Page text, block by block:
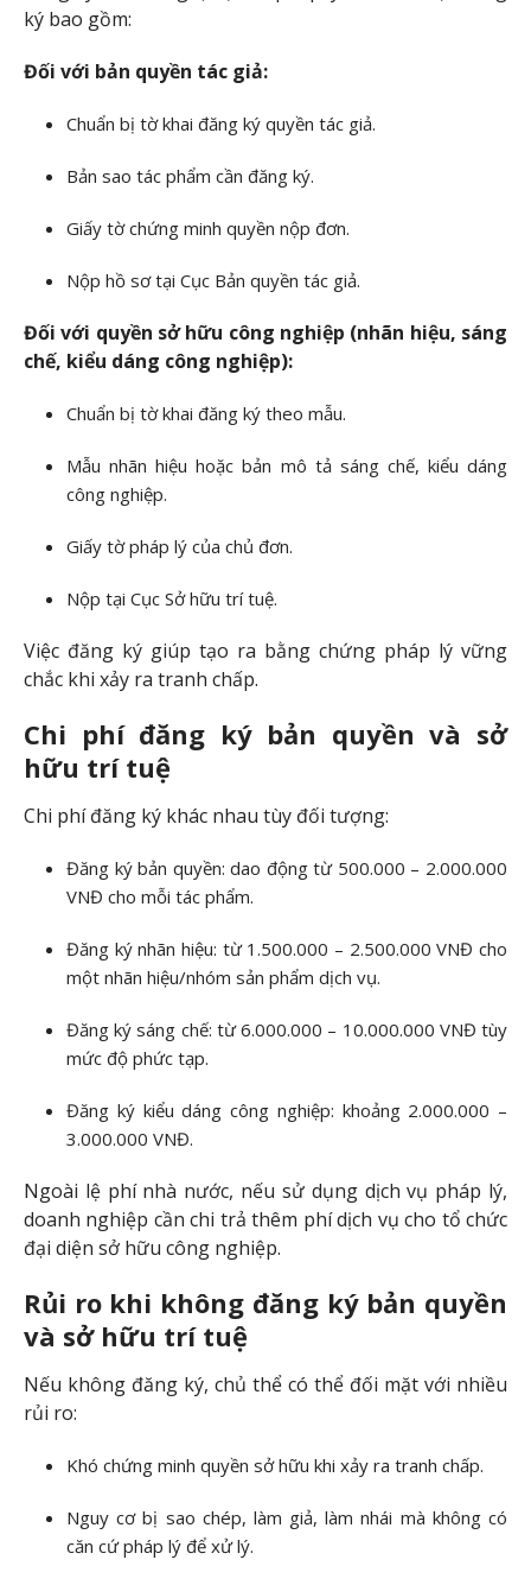
ký bao gồm:
Đối với bản quyền tác giả:
Chuẩn bị tờ khai đăng ký quyền tác giả.
Bản sao tác phẩm cần đăng ký.
Giấy tờ chứng minh quyền nộp đơn.
Nộp hồ sơ tại Cục Bản quyền tác giả.
Đối với quyền sở hữu công nghiệp (nhãn hiệu, sáng
chế, kiểu dáng công nghiệp):
Chuẩn bị tờ khai đăng ký theo mẫu.
Mẫu nhãn hiệu hoặc bản mô tả sáng chế, kiểu dáng
công nghiệp.
Giấy tờ pháp lý của chủ đơn.
Nộp tại Cục Sở hữu trí tuệ.
Việc đăng ký giúp tạo ra bằng chứng pháp lý vững
chắc khi xảy ra tranh chấp.
Chi phí đăng ký bản quyền và sở
hữu trí tuệ
Chi phí đăng ký khác nhau tùy đối tượng:
Đăng ký bản quyền: dao động từ 500.000 – 2.000.000
VNĐ cho mỗi tác phẩm.
Đăng ký nhãn hiệu: từ 1.500.000 – 2.500.000 VNĐ cho
một nhãn hiệu/nhóm sản phẩm dịch vụ.
Đăng ký sáng chế: từ 6.000.000 – 10.000.000 VNĐ tùy
mức độ phức tạp.
Đăng ký kiểu dáng công nghiệp: khoảng 2.000.000 –
3.000.000 VNĐ.
Ngoài lệ phí nhà nước, nếu sử dụng dịch vụ pháp lý,
doanh nghiệp cần chi trả thêm phí dịch vụ cho tổ chức
đại diện sở hữu công nghiệp.
Rủi ro khi không đăng ký bản quyền
và sở hữu trí tuệ
Nếu không đăng ký, chủ thể có thể đối mặt với nhiều
rủi ro:
Khó chứng minh quyền sở hữu khi xảy ra tranh chấp.
Nguy cơ bị sao chép, làm giả, làm nhái mà không có
căn cứ pháp lý để xử lý.